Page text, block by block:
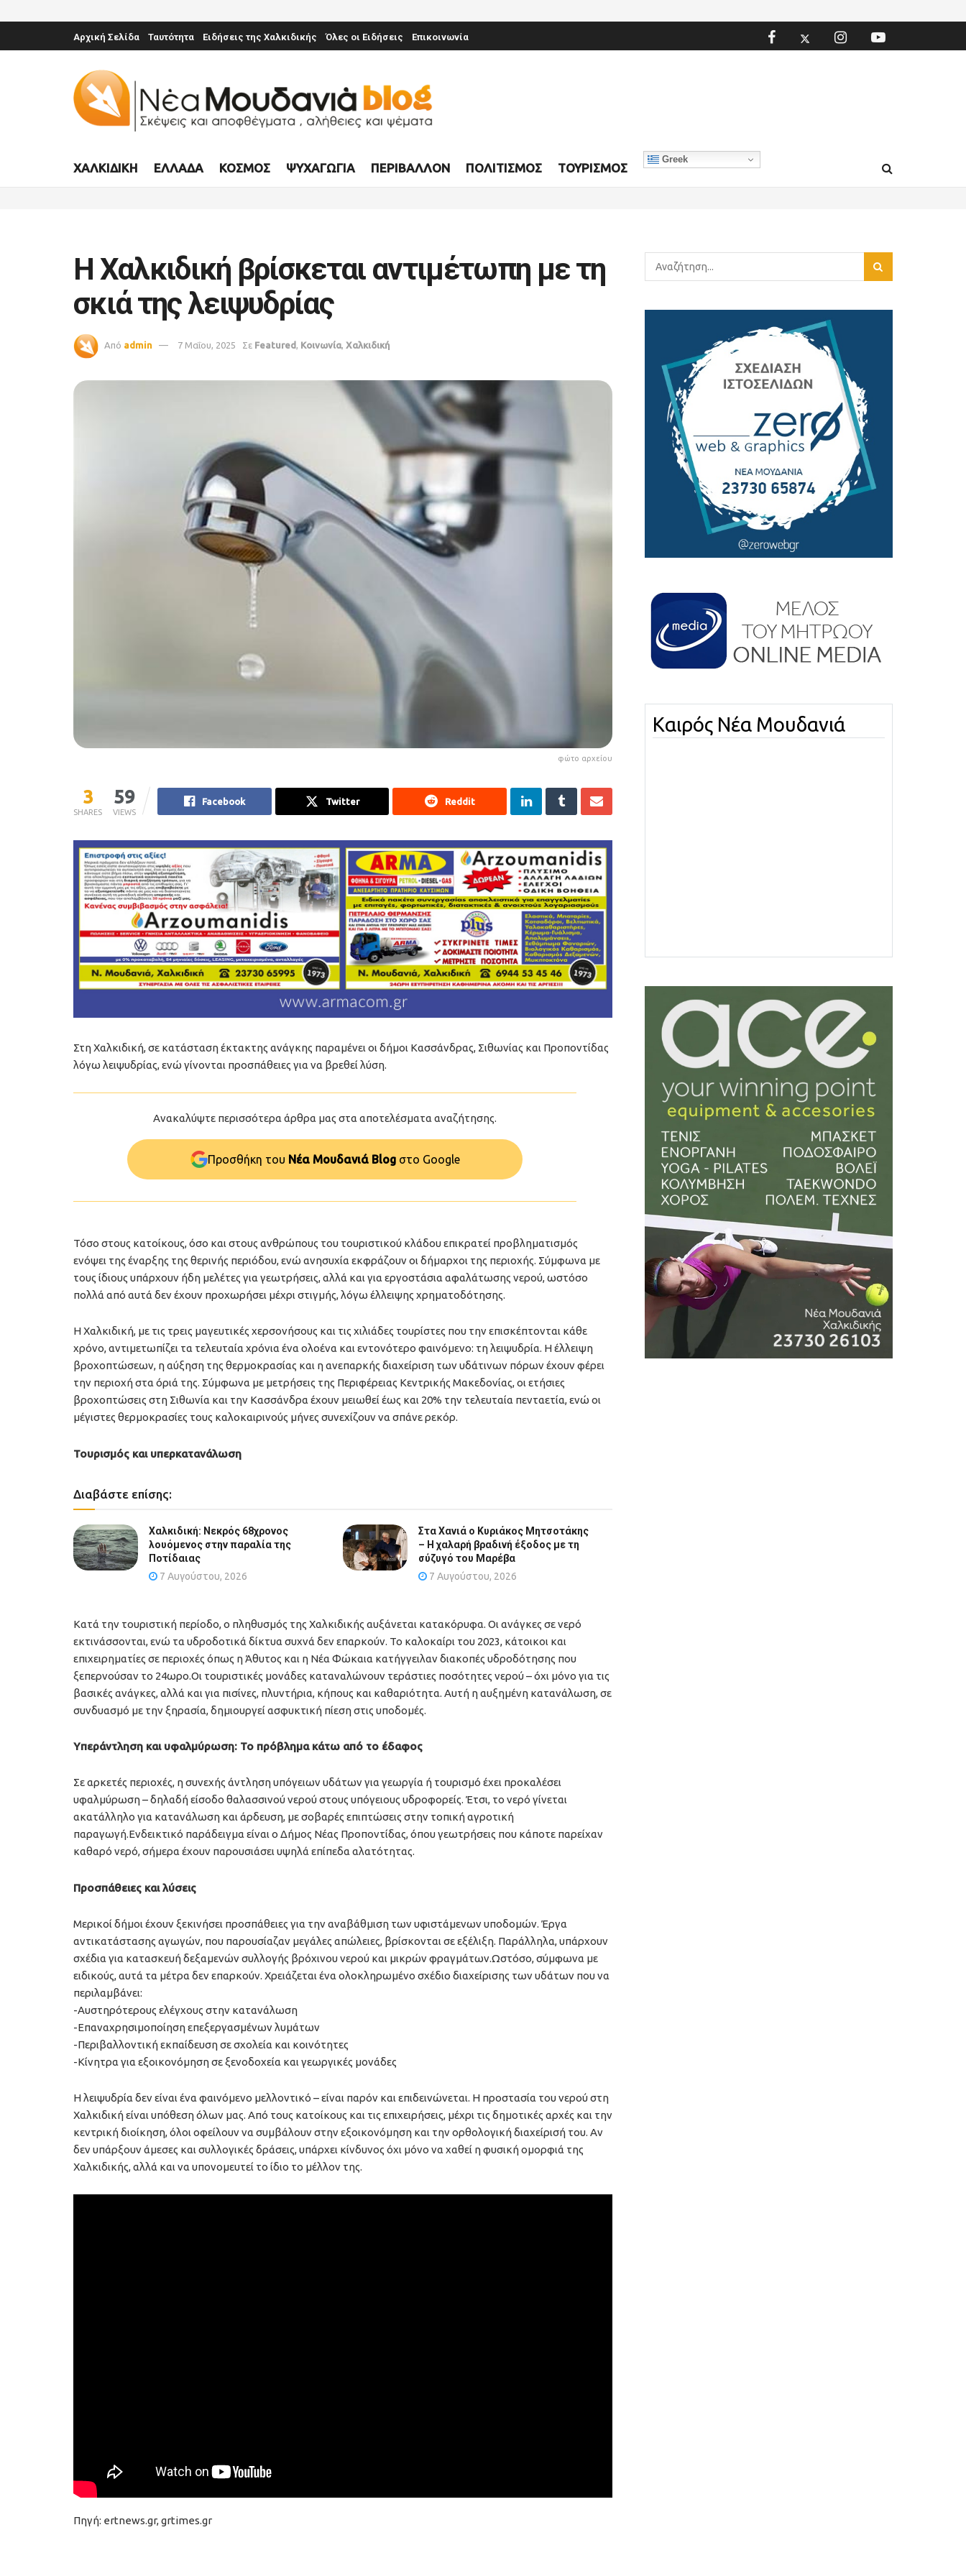
Αρχική Σελίδα Ταυτότητα Ειδήσεις της Χαλκιδικής Όλες οι Ειδήσεις Επικοινωνία
ΧΑΛΚΙΔΙΚΉ ΕΛΛΆΔΑ ΚΌΣΜΟΣ ΨΥΧΑΓΩΓΊΑ ΠΕΡΙΒΆΛΛΟΝ ΠΟΛΙΤΙΣΜΌΣ ΤΟΥΡΙΣΜΌΣ
Greek
Η Χαλκιδική βρίσκεται αντιμέτωπη με τη
σκιά της λειψυδρίας
Από admin 7 Μαΐου, 2025 Σε Featured Κοινωνία Χαλκιδική
φώτο αρχείου
3
SHARES
59
VIEWS
Facebook Twitter Reddit
Στη Χαλκιδική, σε κατάσταση έκτακτης ανάγκης παραμένει οι δήμοι Κασσάνδρας, Σιθωνίας και Προποντίδας
λόγω λειψυδρίας, ενώ γίνονται προσπάθειες για να βρεθεί λύση.
Ανακαλύψτε περισσότερα άρθρα μας στα αποτελέσματα αναζήτησης.
Προσθήκη του Νέα Μουδανιά Blogστo Google
Τόσο στους κατοίκους, όσο και στους ανθρώπους του τουριστικού κλάδου επικρατεί προβληματισμός
ενόψει της έναρξης της θερινής περιόδου, ενώ ανησυχία εκφράζουν οι δήμαρχοι της περιοχής. Σύμφωνα με
τους ίδιους υπάρχουν ήδη μελέτες για γεωτρήσεις, αλλά και για εργοστάσια αφαλάτωσης νερού, ωστόσο
πολλά από αυτά δεν έχουν προχωρήσει μέχρι στιγμής, λόγω έλλειψης χρηματοδότησης.
Η Χαλκιδική, με τις τρεις μαγευτικές χερσονήσους και τις χιλιάδες τουρίστες που την επισκέπτονται κάθε
χρόνο, αντιμετωπίζει τα τελευταία χρόνια ένα ολοένα και εντονότερο φαινόμενο: τη λειψυδρία. Η έλλειψη
βροχοπτώσεων, η αύξηση της θερμοκρασίας και η ανεπαρκής διαχείριση των υδάτινων πόρων έχουν φέρει
την περιοχή στα όριά της. Σύμφωνα με μετρήσεις της Περιφέρειας Κεντρικής Μακεδονίας, οι ετήσιες
βροχοπτώσεις στη Σιθωνία και την Κασσάνδρα έχουν μειωθεί έως και 20% την τελευταία πενταετία, ενώ οι
μέγιστες θερμοκρασίες τους καλοκαιρινούς μήνες συνεχίζουν να σπάνε ρεκόρ.
Τουρισμός και υπερκατανάλωση
Διαβάστε επίσης:
Χαλκιδική: Νεκρός 68χρονος
λουόμενος στην παραλία της
Ποτίδαιας
7 Αυγούστου, 2026
Στα Χανιά ο Κυριάκος Μητσοτάκης
– Η χαλαρή βραδινή έξοδος με τη
σύζυγό του Μαρέβα
7 Αυγούστου, 2026
Κατά την τουριστική περίοδο, ο πληθυσμός της Χαλκιδικής αυξάνεται κατακόρυφα. Οι ανάγκες σε νερό
εκτινάσσονται, ενώ τα υδροδοτικά δίκτυα συχνά δεν επαρκούν. Το καλοκαίρι του 2023, κάτοικοι και
επιχειρηματίες σε περιοχές όπως η Άθυτος και η Νέα Φώκαια κατήγγειλαν διακοπές υδροδότησης που
ξεπερνούσαν το 24ωρο.Οι τουριστικές μονάδες καταναλώνουν τεράστιες ποσότητες νερού – όχι μόνο για τις
βασικές ανάγκες, αλλά και για πισίνες, πλυντήρια, κήπους και καθαριότητα. Αυτή η αυξημένη κατανάλωση, σε
συνδυασμό με την ξηρασία, δημιουργεί ασφυκτική πίεση στις υποδομές.
Υπεράντληση και υφαλμύρωση: Το πρόβλημα κάτω από το έδαφος
Σε αρκετές περιοχές, η συνεχής άντληση υπόγειων υδάτων για γεωργία ή τουρισμό έχει προκαλέσει
υφαλμύρωση – δηλαδή είσοδο θαλασσινού νερού στους υπόγειους υδροφορείς. Έτσι, το νερό γίνεται
ακατάλληλο για κατανάλωση και άρδευση, με σοβαρές επιπτώσεις στην τοπική αγροτική
παραγωγή.Ενδεικτικό παράδειγμα είναι ο Δήμος Νέας Προποντίδας, όπου γεωτρήσεις που κάποτε παρείχαν
καθαρό νερό, σήμερα έχουν παρουσιάσει υψηλά επίπεδα αλατότητας.
Προσπάθειες και λύσεις
Μερικοί δήμοι έχουν ξεκινήσει προσπάθειες για την αναβάθμιση των υφιστάμενων υποδομών. Έργα
αντικατάστασης αγωγών, που παρουσίαζαν μεγάλες απώλειες, βρίσκονται σε εξέλιξη. Παράλληλα, υπάρχουν
σχέδια για κατασκευή δεξαμενών συλλογής βρόχινου νερού και μικρών φραγμάτων.Ωστόσο, σύμφωνα με
ειδικούς, αυτά τα μέτρα δεν επαρκούν. Χρειάζεται ένα ολοκληρωμένο σχέδιο διαχείρισης των υδάτων που να
περιλαμβάνει:
-Αυστηρότερους ελέγχους στην κατανάλωση
-Επαναχρησιμοποίηση επεξεργασμένων λυμάτων
-Περιβαλλοντική εκπαίδευση σε σχολεία και κοινότητες
-Κίνητρα για εξοικονόμηση σε ξενοδοχεία και γεωργικές μονάδες
Η λειψυδρία δεν είναι ένα φαινόμενο μελλοντικό – είναι παρόν και επιδεινώνεται. Η προστασία του νερού στη
Χαλκιδική είναι υπόθεση όλων μας. Από τους κατοίκους και τις επιχειρήσεις, μέχρι τις δημοτικές αρχές και την
κεντρική διοίκηση, όλοι οφείλουν να συμβάλουν στην εξοικονόμηση και την ορθολογική διαχείρισή του. Αν
δεν υπάρξουν άμεσες και συλλογικές δράσεις, υπάρχει κίνδυνος όχι μόνο να χαθεί η φυσική ομορφιά της
Χαλκιδικής, αλλά και να υπονομευτεί το ίδιο το μέλλον της.
Πηγή: ertnews.gr, grtimes.gr
Καιρός Νέα Μουδανιά